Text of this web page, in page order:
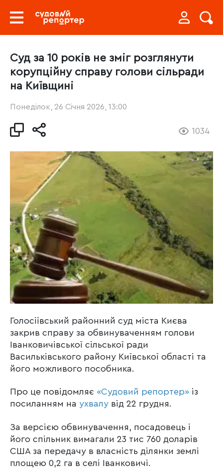
Суд за 10 років не зміг розглянути
корупційну справу голови сільради
на Київщині
Понеділок, 26 Січня 2026, 13:00
1034
Голосіївський районний суд міста Києва
закрив справу за обвинуваченням голови
Іванковичівської сільської ради
Васильківського району Київської області та
його можливого пособника.
Про це повідомляє «Судовий репортер» із
посиланням на ухвалу від 22 грудня.
За версією обвинувачення, посадовець і
його спільник вимагали 23 тис 760 доларів
США за передачу в власність ділянки землі
площею 0,2 га в селі Іванковичі.